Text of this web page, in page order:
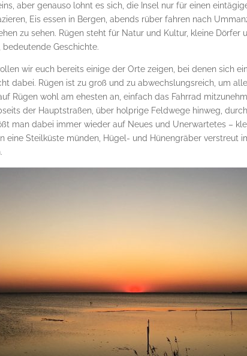
aber genauso lohnt es sich, die Insel nur für einen
Eis essen in Bergen, abends rüber fahren nach
zu sehen. Rügen steht für Natur und Kultur, kleine Dörfer
Geschichte.
wir euch bereits einige der Orte zeigen, bei denen sich
dabei. Rügen ist zu groß und zu abwechslungsreich, um
Rügen wohl am ehesten an, einfach das Fahrrad
der Hauptstraßen, über holprige Feldwege hinweg,
man dabei immer wieder auf Neues und Unerwartetes –
eine Steilküste münden, Hügel- und Hünengräber verstreut